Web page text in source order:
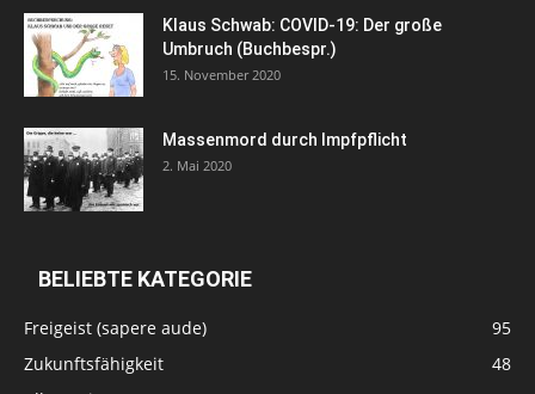
Klaus Schwab: COVID-19: Der große
Umbruch (Buchbespr.)
15. November 2020
Massenmord durch Impfpflicht
2. Mai 2020
BELIEBTE KATEGORIE
Freigeist (sapere aude)
95
Zukunftsfähigkeit
48